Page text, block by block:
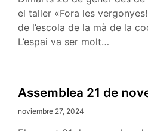
el taller «Fora les
de l’escola de la mà de la
L’espai va ser molt…
Assemblea 21 de
noviembre 27, 2024